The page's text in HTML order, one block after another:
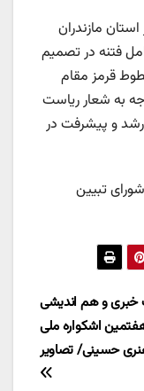
مازندران
فتنه در تصمیم
قرمز مقام
به شعار ریاست
و پیشرفت در
تبیین
و هم اندیشی
اشکواره ملی
حسینی/ تصاویر